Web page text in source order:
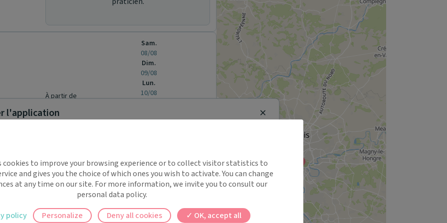
À partir de
Sam.
08/08
Dim.
09/08
Lun.
10/08
Prochaine disponibilité le :
Sam.
08/08
Dim.
09/08
l'application
!
rappels automatiques pour ne plus rien
Close
cookies to improve your browsing experience or to collect visitor statistics to
and gives you the choice of which ones you wish to activate. You can change
at any time on our site. For more information, we invite you to consult our
personal data policy.
OK, accept all
Deny all cookies
Personalize
policy